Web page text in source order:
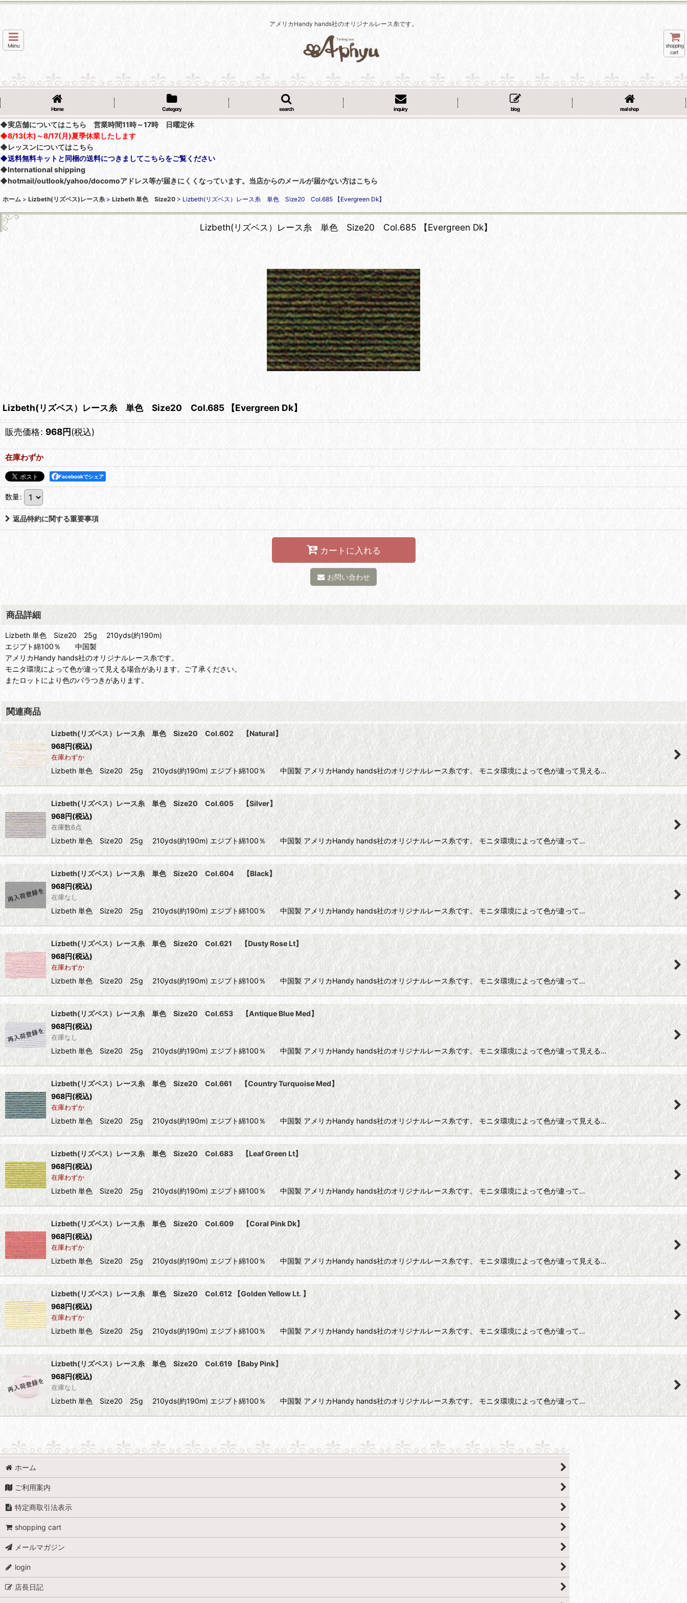
アメリカHandy hands社のオリジナルレース糸です。
Menu
shopping
cart
Home Category search inquiry blog real shop
◆実店舗についてはこちら 営業時間11時～17時 日曜定休
◆8/13(木)～8/17(月)夏季休業したします
◆レッスンについてはこちら
◆送料無料キットと同梱の送料につきましてこちらをご覧ください
◆International shipping
◆hotmail/outlook/yahoo/docomoアドレス等が届きにくくなっています。当店からのメールが届かない方はこちら
ホーム > Lizbeth(リズベス)レース糸 > Lizbeth 単色 Size20 > Lizbeth(リズベス）レース糸 単色 Size20 Col.685 【Evergreen Dk】
Lizbeth(リズベス）レース糸 単色 Size20 Col.685 【Evergreen Dk】
Lizbeth(リズベス）レース糸 単色 Size20 Col.685 【Evergreen Dk】
販売価格: 968円(税込)
在庫わずか
Facebookでシェア
数量:
返品特約に関する重要事項
カートに入れる
お問い合わせ
商品詳細
Lizbeth 単色 Size20 25g 210yds(約190m)
エジプト綿100％ 中国製
アメリカHandy hands社のオリジナルレース糸です。
モニタ環境によって色が違って見える場合があります。ご了承ください。
またロットにより色のバラつきがあります。
関連商品
Lizbeth(リズベス）レース糸 単色 Size20 Col.602 【Natural】
968円(税込)
在庫わずか
Lizbeth 単色 Size20 25g 210yds(約190m) エジプト綿100％ 中国製 アメリカHandy hands社のオリジナルレース糸です。 モニタ環境によって色が違って見える…
Lizbeth(リズベス）レース糸 単色 Size20 Col.605 【Silver】
968円(税込)
在庫数6点
Lizbeth 単色 Size20 25g 210yds(約190m) エジプト綿100％ 中国製 アメリカHandy hands社のオリジナルレース糸です。 モニタ環境によって色が違って…
Lizbeth(リズベス）レース糸 単色 Size20 Col.604 【Black】
968円(税込)
在庫なし
Lizbeth 単色 Size20 25g 210yds(約190m) エジプト綿100％ 中国製 アメリカHandy hands社のオリジナルレース糸です。 モニタ環境によって色が違って…
Lizbeth(リズベス）レース糸 単色 Size20 Col.621 【Dusty Rose Lt】
968円(税込)
在庫わずか
Lizbeth 単色 Size20 25g 210yds(約190m) エジプト綿100％ 中国製 アメリカHandy hands社のオリジナルレース糸です。 モニタ環境によって色が違って…
Lizbeth(リズベス）レース糸 単色 Size20 Col.653 【Antique Blue Med】
968円(税込)
在庫なし
Lizbeth 単色 Size20 25g 210yds(約190m) エジプト綿100％ 中国製 アメリカHandy hands社のオリジナルレース糸です。 モニタ環境によって色が違って見える…
Lizbeth(リズベス）レース糸 単色 Size20 Col.661 【Country Turquoise Med】
968円(税込)
在庫わずか
Lizbeth 単色 Size20 25g 210yds(約190m) エジプト綿100％ 中国製 アメリカHandy hands社のオリジナルレース糸です。 モニタ環境によって色が違って見える…
Lizbeth(リズベス）レース糸 単色 Size20 Col.683 【Leaf Green Lt】
968円(税込)
在庫わずか
Lizbeth 単色 Size20 25g 210yds(約190m) エジプト綿100％ 中国製 アメリカHandy hands社のオリジナルレース糸です。 モニタ環境によって色が違って…
Lizbeth(リズベス）レース糸 単色 Size20 Col.609 【Coral Pink Dk】
968円(税込)
在庫わずか
Lizbeth 単色 Size20 25g 210yds(約190m) エジプト綿100％ 中国製 アメリカHandy hands社のオリジナルレース糸です。 モニタ環境によって色が違って見える…
Lizbeth(リズベス）レース糸 単色 Size20 Col.612 【Golden Yellow Lt. 】
968円(税込)
在庫わずか
Lizbeth 単色 Size20 25g 210yds(約190m) エジプト綿100％ 中国製 アメリカHandy hands社のオリジナルレース糸です。 モニタ環境によって色が違って…
Lizbeth(リズベス）レース糸 単色 Size20 Col.619 【Baby Pink】
968円(税込)
在庫なし
Lizbeth 単色 Size20 25g 210yds(約190m) エジプト綿100％ 中国製 アメリカHandy hands社のオリジナルレース糸です。 モニタ環境によって色が違って…
ホーム
ご利用案内
特定商取引法表示
shopping cart
メールマガジン
login
店長日記